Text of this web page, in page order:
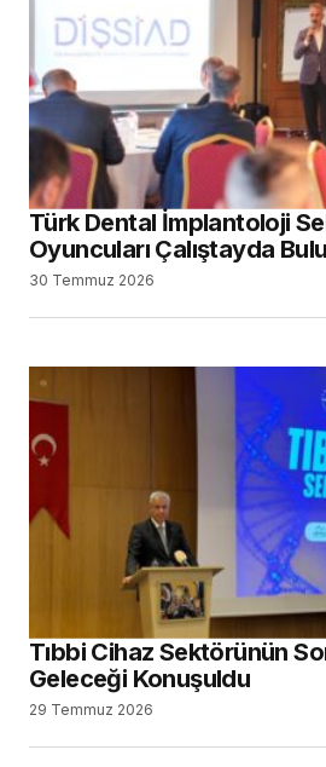
Türk Dental İmplantoloji
Oyuncuları Çalıştayda
30 Temmuz 2026
Tıbbi Cihaz Sektörünün
Geleceği Konuşuldu
29 Temmuz 2026